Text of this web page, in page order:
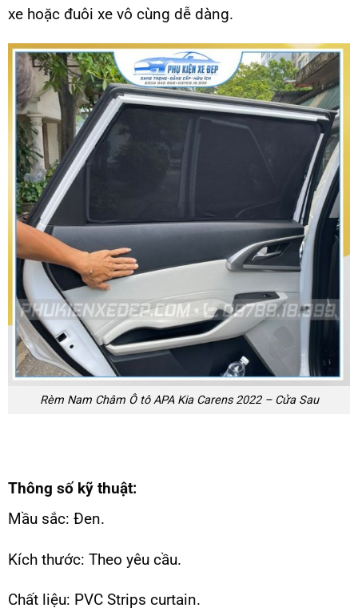
xe hoặc đuôi xe vô cùng dễ dàng.
Rèm Nam Châm Ô tô APA Kia Carens 2022 – Cửa Sau
Thông số kỹ thuật:
Mầu sắc: Đen.
Kích thước: Theo yêu cầu.
Chất liệu: PVC Strips curtain.